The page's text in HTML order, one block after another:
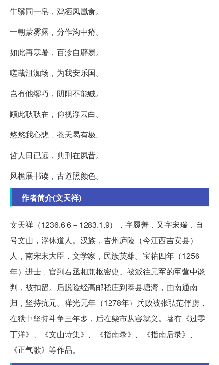
牛骥同一皂，鸡栖凤凰食。
一朝蒙雾露，分作沟中瘠。
如此再寒暑，百沴自辟易。
嗟哉沮洳场，为我安乐国。
岂有他缪巧，阴阳不能贼。
顾此耿耿在，仰视浮云白。
悠悠我心悲，苍天曷有极。
哲人日已远，典刑在夙昔。
风檐展书读，古道照颜色。
作者简介(文天祥)
文天祥（1236.6.6－1283.1.9），字履善，又字宋瑞，自
号文山，浮休道人。汉族，吉州庐陵（今江西吉安县）
人，南宋末大臣，文学家，民族英雄。宝祐四年（1256
年）进士，官到右丞相兼枢密史。被派往元军的军营中谈
判，被扣留。后脱险经高邮嵇庄到泰县塘湾，由南通南
归，坚持抗元。祥光元年（1278年）兵败被张弘范俘虏，
在狱中坚持斗争三年多，后在柴市从容就义。著有《过零
丁洋》、《文山诗集》、《指南录》、《指南后录》、
《正气歌》等作品。